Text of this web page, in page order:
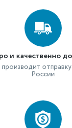
и качественно
производит
России